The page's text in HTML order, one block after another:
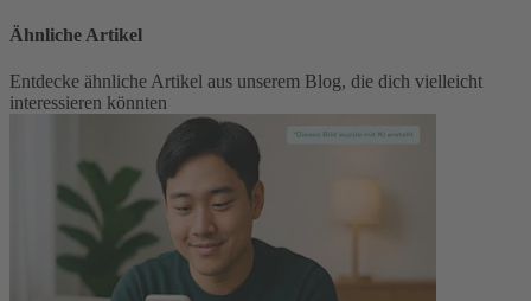
Ähnliche Artikel
Entdecke ähnliche Artikel aus unserem Blog, die dich vielleicht
interessieren könnten